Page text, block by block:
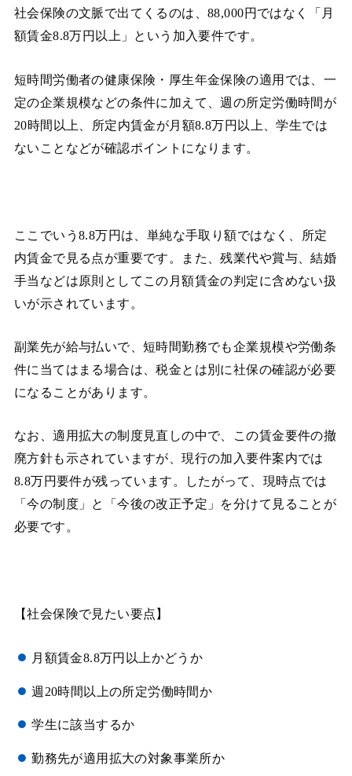
社会保険の文脈で出てくるのは、88,000円ではなく「月
額賃金8.8万円以上」という加入要件です。
短時間労働者の健康保険・厚生年金保険の適用では、一
定の企業規模などの条件に加えて、週の所定労働時間が
20時間以上、所定内賃金が月額8.8万円以上、学生では
ないことなどが確認ポイントになります。
ここでいう8.8万円は、単純な手取り額ではなく、所定
内賃金で見る点が重要です。また、残業代や賞与、結婚
手当などは原則としてこの月額賃金の判定に含めない扱
いが示されています。
副業先が給与払いで、短時間勤務でも企業規模や労働条
件に当てはまる場合は、税金とは別に社保の確認が必要
になることがあります。
なお、適用拡大の制度見直しの中で、この賃金要件の撤
廃方針も示されていますが、現行の加入要件案内では
8.8万円要件が残っています。したがって、現時点では
「今の制度」と「今後の改正予定」を分けて見ることが
必要です。
【社会保険で見たい要点】
月額賃金8.8万円以上かどうか
週20時間以上の所定労働時間か
学生に該当するか
勤務先が適用拡大の対象事業所か